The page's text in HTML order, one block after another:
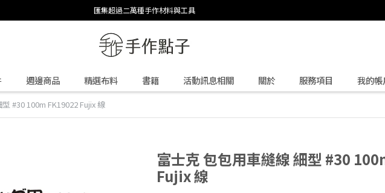
匯集超過二萬種手作材料與工具
週邊商品 精選布料 書籍 活動訊息相關 關於 服務項目 我的帳
#30 100m FK19022 Fujix 線
富士克 包包用車縫線 細型 #30
Fujix 線